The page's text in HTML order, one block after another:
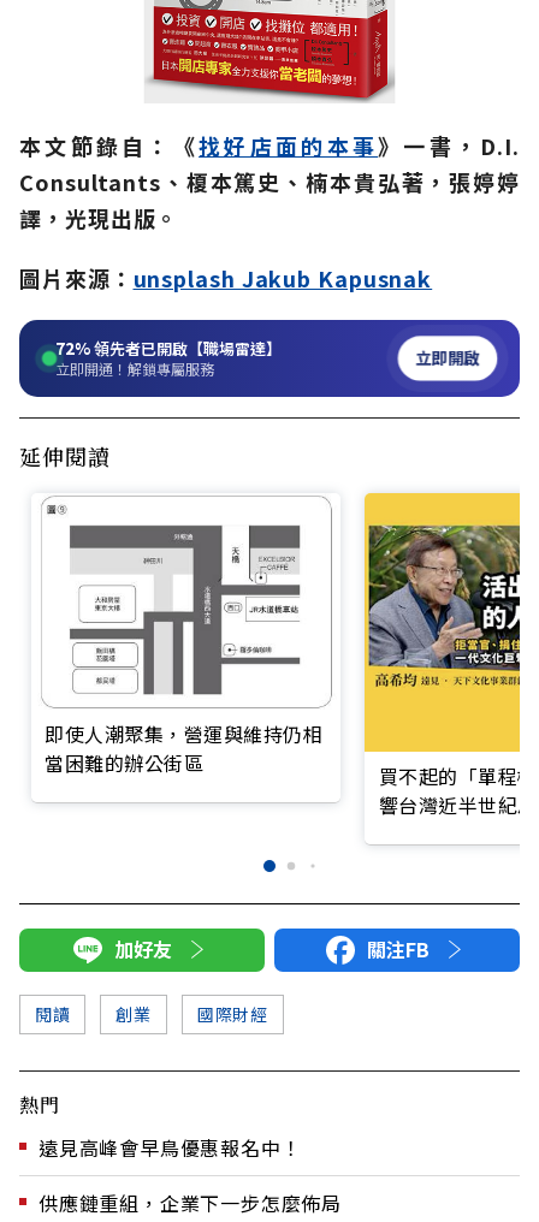
本文節錄自：《找好店面的本事》一書，D.I.
Consultants、榎本篤史、楠本貴弘著，張婷婷
譯，光現出版。
圖片來源： unsplash Jakub Kapusnak
72%領先者已開啟【職場雷達】
立即開通！解鎖專屬服務 立即開啟
延伸閱讀
即使人潮聚集，營運與維持仍相
當困難的辦公街區
買不起的「單程
響台灣近半世紀
加好友 關注FB
閱讀 創業 國際財經
熱門
遠見高峰會早鳥優惠報名中！
供應鏈重組，企業下一步怎麼佈局